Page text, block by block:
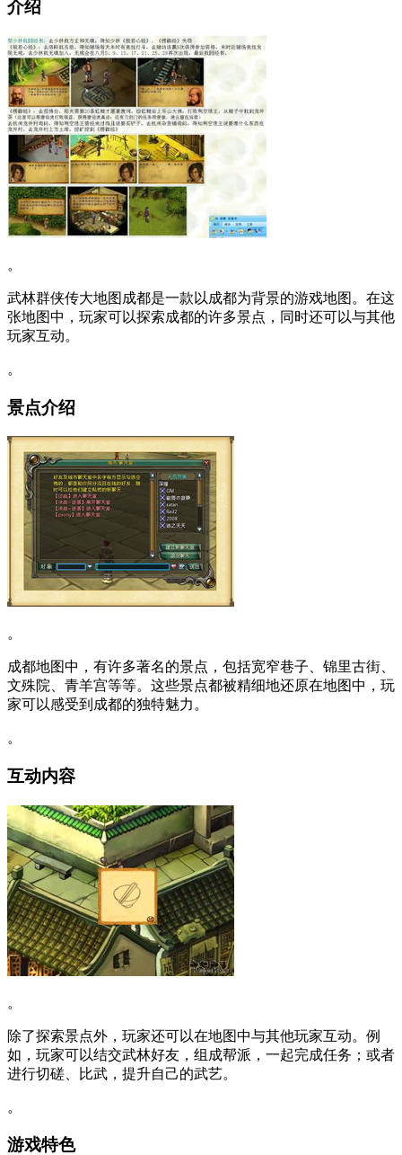
介绍
。
武林群侠传大地图成都是一款以成都为背景的游戏地图。在这
张地图中，玩家可以探索成都的许多景点，同时还可以与其他
玩家互动。
。
景点介绍
。
成都地图中，有许多著名的景点，包括宽窄巷子、锦里古街、
文殊院、青羊宫等等。这些景点都被精细地还原在地图中，玩
家可以感受到成都的独特魅力。
。
互动内容
。
除了探索景点外，玩家还可以在地图中与其他玩家互动。例
如，玩家可以结交武林好友，组成帮派，一起完成任务；或者
进行切磋、比武，提升自己的武艺。
。
游戏特色